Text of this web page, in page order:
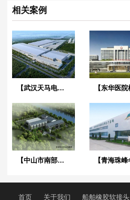
相关案例
【武汉天马电子新型显示产业中心】废水系统橡胶接头合同
【中山市南部三镇取水口上移工程】橡胶接头合同
首页 关于我们 船舶橡胶软接头